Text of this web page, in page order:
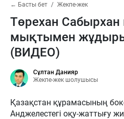
← Басты бет Жекпе-жек
Төрехан
мықтымен
(ВИДЕО)
Сұлтан Данияр
Жекпе-жек шолушысы
Қазақстан құрамасының
Анджелестегі оқу-жаттығу